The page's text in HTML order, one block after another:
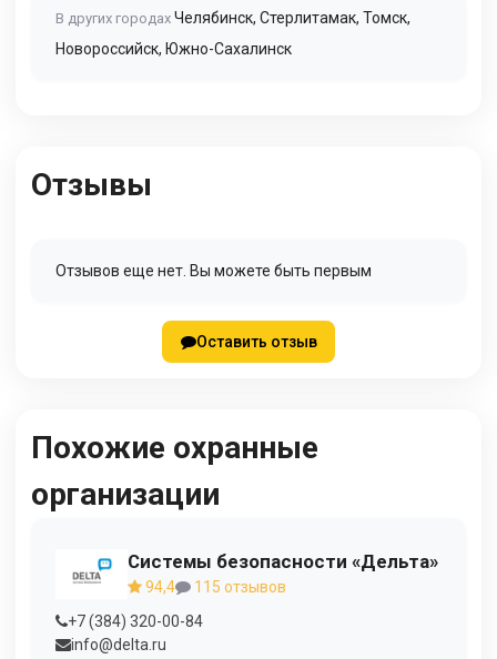
В других городах Челябинск, Стерлитамак, Томск,
Новороссийск, Южно-Сахалинск
Отзывы
Отзывов еще нет. Вы можете быть первым
Оставить отзыв
Похожие охранные
организации
Системы безопасности «Дельта»
94,4
115 отзывов
+7 (384) 320-00-84
info@delta.ru